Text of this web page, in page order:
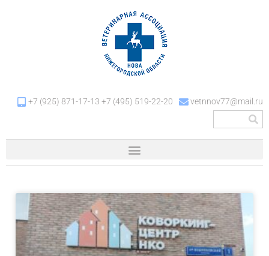
+7 (925) 871-17-13 +7 (495) 519-22-20 vetnnov77@mail.ru